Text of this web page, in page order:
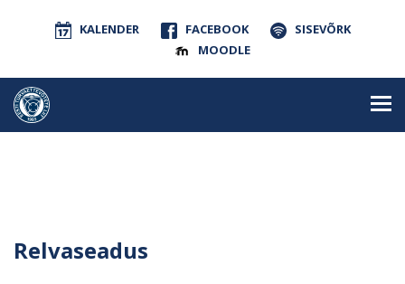
KALENDER FACEBOOK
SISEVÕRK
MOODLE
Relvaseadus